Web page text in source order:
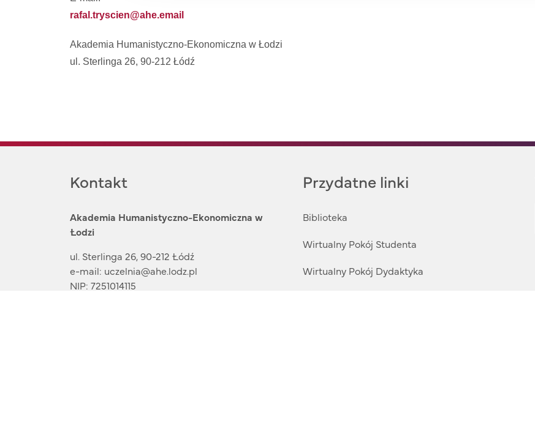
rafal.tryscien@ahe.email
Akademia Humanistyczno-Ekonomiczna w Łodzi
ul. Sterlinga 26, 90-212 Łódź
Kontakt
Akademia Humanistyczno-Ekonomiczna w
Łodzi
ul. Sterlinga 26, 90-212 Łódź
e-mail: uczelnia@ahe.lodz.pl
NIP: 7251014115
Przydatne linki
Biblioteka
Wirtualny Pokój Studenta
Wirtualny Pokój Dydaktyka